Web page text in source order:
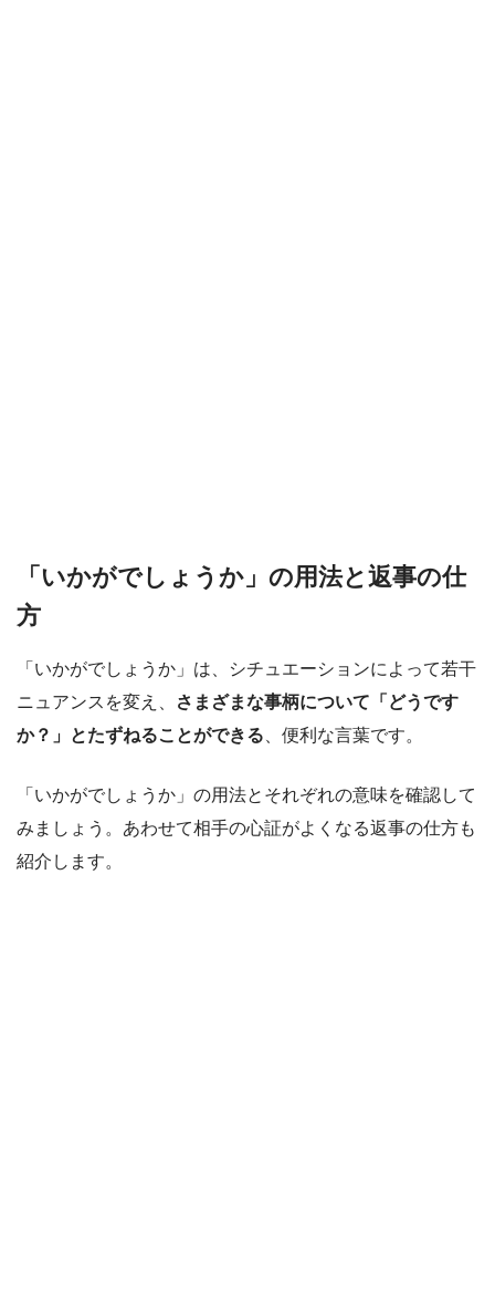
「いかがでしょうか」の用法と返事の仕
方
「いかがでしょうか」は、シチュエーションによって若干
ニュアンスを変え、
さまざまな事柄について「どうです
か？」とたずねることができる 、便利な言葉です。
「いかがでしょうか」の用法とそれぞれの意味を確認して
みましょう。あわせて相手の心証がよくなる返事の仕方も
紹介します。